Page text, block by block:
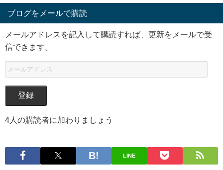
ブログをメールで購読
メールアドレスを記入して購読すれば、更新をメールで受
信できます。
登録
4人の購読者に加わりましょう
LINE